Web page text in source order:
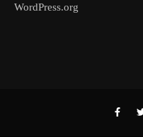
WordPress.org